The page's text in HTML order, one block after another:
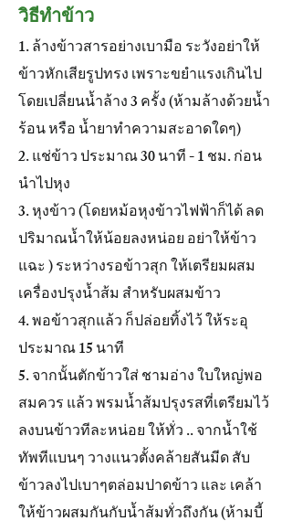
วิธีทำข้าว
1. ล้างข้าวสารอย่างเบามือ ระวังอย่าให้
ข้าวหักเสียรูปทรง เพราะขยำแรงเกินไป
โดยเปลี่ยนน้ำล้าง 3 ครั้ง (ห้ามล้างด้วยน้ำ
ร้อน หรือ น้ำยาทำความสะอาดใดๆ)
2. แช่ข้าว ประมาณ 30 นาที - 1 ชม. ก่อน
นำไปหุง
3. หุงข้าว (โดยหม้อหุงข้าวไฟฟ้าก็ได้ ลด
ปริมาณน้ำให้น้อยลงหน่อย อย่าให้ข้าว
แฉะ ) ระหว่างรอข้าวสุก ให้เตรียมผสม
เครื่องปรุงน้ำส้ม สำหรับผสมข้าว
4. พอข้าวสุกแล้ว ก็ปล่อยทิ้งไว้ ให้ระอุ
ประมาณ 15 นาที
5. จากนั้นตักข้าวใส่ ชามอ่าง ใบใหญ่พอ
สมควร แล้ว พรมน้ำส้มปรุงรสที่เตรียมไว้
ลงบนข้าวทีละหน่อย ให้ทั่ว .. จากน้ำใช้
ทัพทีแบนๆ วางแนวตั้งคล้ายสันมีด สับ
ข้าวลงไปเบาๆตล่อมปาดข้าว และ เคล้า
ให้ข้าวผสมกันกับน้ำส้มทั่วถึงกัน (ห้ามบี้